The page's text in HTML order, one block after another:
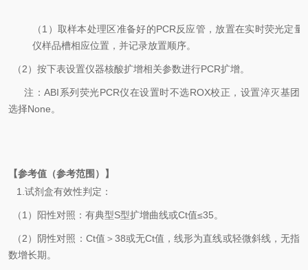
（1 ）取样本处理区准备好的PCR反应管，放置在实时荧光定量
仪样品槽相应位置，并记录放置顺序。
（2）按下表设置仪器核酸扩增相关参数进行PCR扩增。
注： ABI系列荧光PCR仪在设置时不选ROX校正，设置淬灭基团
选择None。
【参考值（参考范围）】
1. 试剂盒有效性判定：
（1 ）阳性对照：有典型S型扩增曲线或Ct值≤35。
（2）阴性对照： Ct值＞ 38或无Ct值，线形为直线或轻微斜线，无指
数增长期。